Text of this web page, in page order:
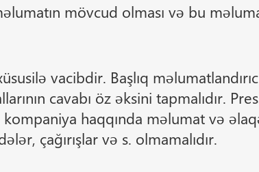
mövcud olması və bu
vacibdir. Başlıq
cavabı öz əksini tapmalıdır.
haqqında məlumat və
çağırışlar və s. olmamalıdır.